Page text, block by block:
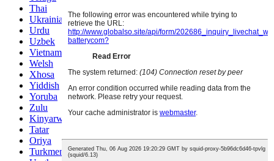
Thai
Ukrainian
Urdu
Uzbek
Vietnamese
Welsh
Xhosa
Yiddish
Yoruba
Zulu
Kinyarwanda
Tatar
Oriya
Turkmen